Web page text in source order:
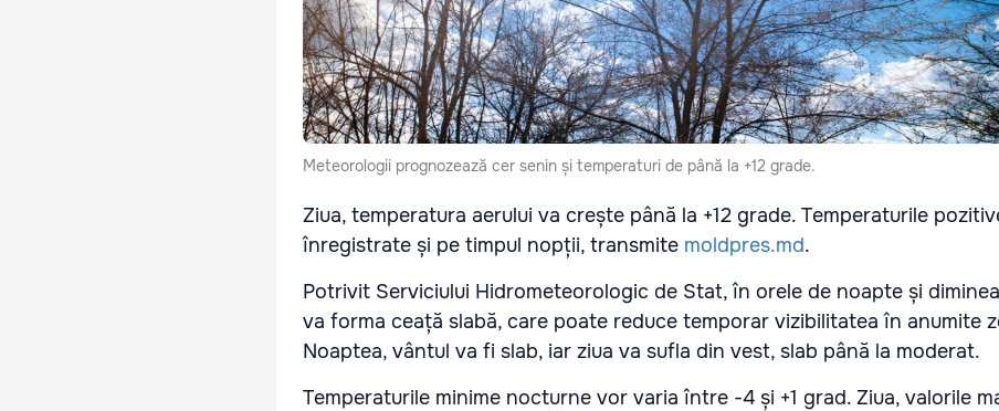
Meteorologii prognozează cer senin și temperaturi de până la +12 grade.
Ziua, temperatura aerului va crește până la +12 grade. Temperaturile
înregistrate și pe timpul nopții, transmite moldpres.md.
Potrivit Serviciului Hidrometeorologic de Stat, în orele de noapte și
va forma ceață slabă, care poate reduce temporar vizibilitatea în anumite
Noaptea, vântul va fi slab, iar ziua va sufla din vest, slab până la moderat.
Temperaturile minime nocturne vor varia între -4 și +1 grad. Ziua, valorile